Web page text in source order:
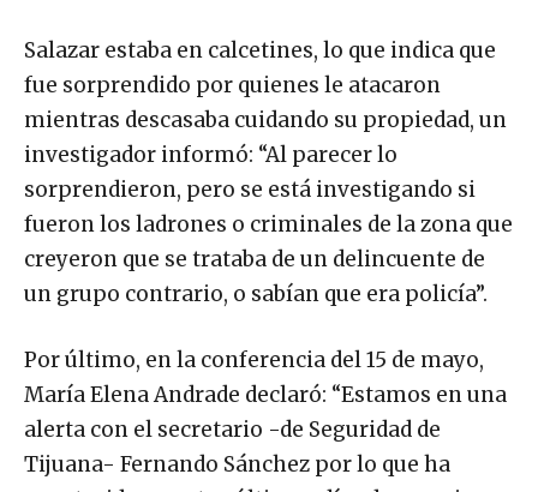
Salazar estaba en calcetines, lo que indica que
fue sorprendido por quienes le atacaron
mientras descasaba cuidando su propiedad, un
investigador informó: “Al parecer lo
sorprendieron, pero se está investigando si
fueron los ladrones o criminales de la zona que
creyeron que se trataba de un delincuente de
un grupo contrario, o sabían que era policía”.
Por último, en la conferencia del15 de mayo,
María Elena Andrade declaró: “Estamos en una
alerta con el secretario -de Seguridad de
Tijuana- Fernando Sánchez por lo que ha